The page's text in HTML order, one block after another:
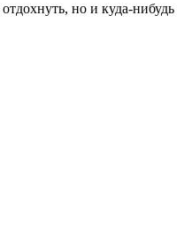
но и куда-нибудь